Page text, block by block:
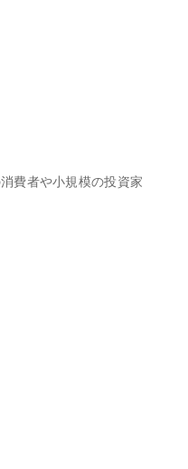
費者や小規模の投資家